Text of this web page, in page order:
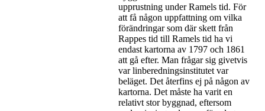
upprustning under Ramels tid. För
att få någon uppfattning om vilka
förändringar som där skett från
Rappes tid till Ramels tid ha vi
endast kartorna av 1797 och 1861
att gå efter. Man frågar sig givetvis
var linberedningsinstitutet var
beläget. Det återfins ej på någon av
kartorna. Det måste ha varit en
relativt stor byggnad, eftersom